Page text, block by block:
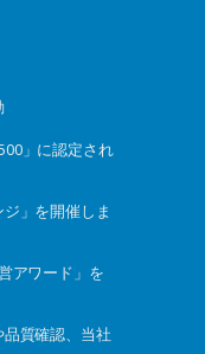
」に認定され
」を開催しま
アワード」を
質確認、当社